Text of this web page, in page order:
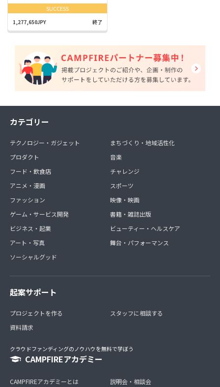
SUCCESS
1,277,650JPY 終了
カテゴリー
テクノロジー・ガジェット
プロダクト
フード・飲食店
アニメ・漫画
ファッション
ゲーム・サービス開発
ビジネス・起業
アート・写真
ソーシャルグッド
まちづくり・地域活性化
音楽
チャレンジ
スポーツ
映像・映画
書籍・雑誌出版
ビューティー・ヘルスケア
舞台・パフォーマンス
起案サポート
プロジェクトを作る
資料請求
スタッフに相談する
クラウドファンディングのノウハウを無料で学ぼう
CAMPFIREアカデミー
CAMPFIREアカデミーとは
説明会・相談会